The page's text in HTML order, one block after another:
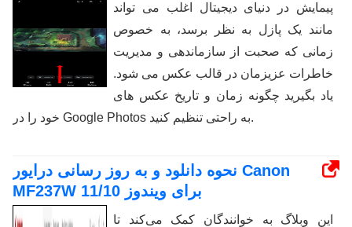
t
i
o
پیمایش در دنیای دیجیتال اغلب می تواند
مانند یک پازل به نظر برسد، به خصوص
زمانی که صحبت از سازماندهی و مدیریت
خاطرات عزیزمان در قالب عکس می شود.
یاد بگیرید چگونه زمان و تاریخ عکس های
خود را در Google Photos به راحتی تنظیم کنید.
نحوه دانلود و به روز رسانی درایور Canon
MF237W برای ویندوز 11/10
این وبلاگ به خوانندگان کمک می‌کند تا